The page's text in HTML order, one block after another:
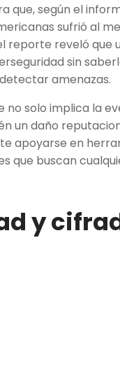
que, según el
sufrió al
reporte reveló que
sin
amenazas.
solo implica la
un daño
apoyarse en
que buscan
y